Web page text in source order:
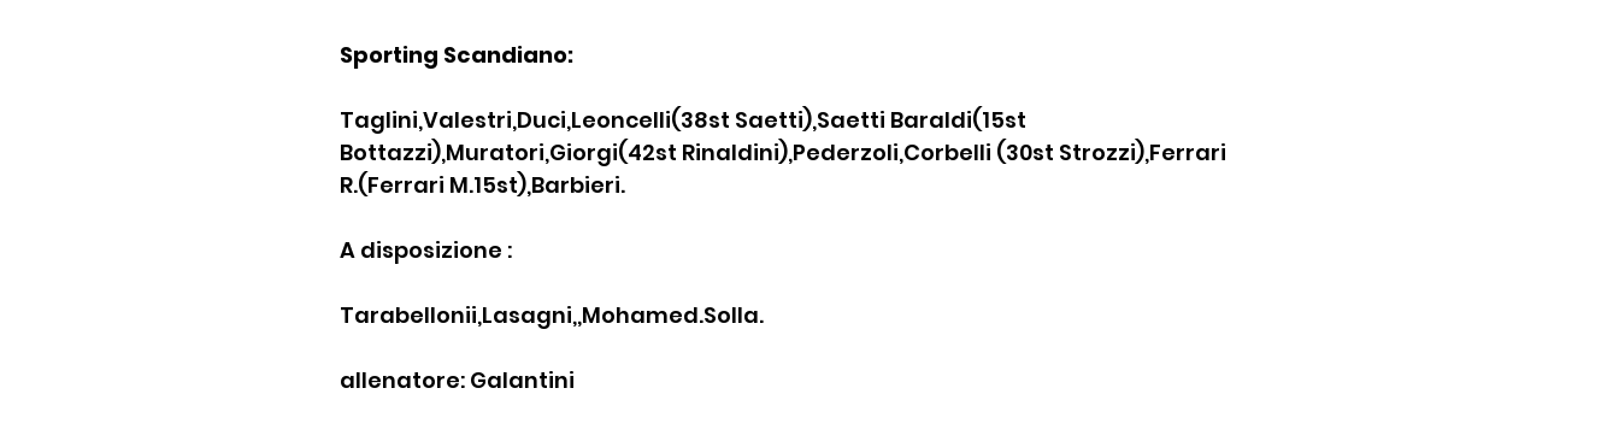
Sporting Scandiano:
Taglini,Valestri,Duci,Leoncelli(38st Saetti),Saetti Baraldi(15st
Bottazzi),Muratori,Giorgi(42st Rinaldini),Pederzoli,Corbelli (30st Strozzi),Ferrari
R.(Ferrari M.15st),Barbieri.
A disposizione :
Tarabellonii,Lasagni,,Mohamed.Solla.
allenatore: Galantini